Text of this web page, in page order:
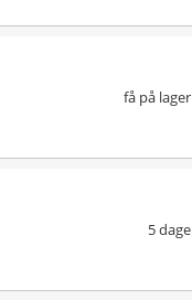
få på lager
5 dage